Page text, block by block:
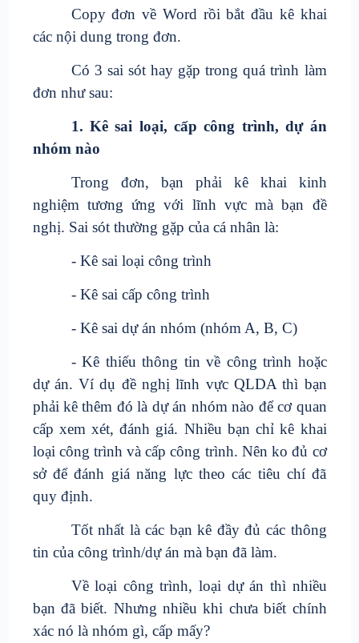
Copy đơn về Word rồi bắt đầu kê khai
các nội dung trong đơn.
Có 3 sai sót hay gặp trong quá trình làm
đơn như sau:
1. Kê sai loại, cấp công trình, dự án
nhóm nào
Trong đơn, bạn phải kê khai kinh
nghiệm tương ứng với lĩnh vực mà bạn đề
nghị. Sai sót thường gặp của cá nhân là:
- Kê sai loại công trình
- Kê sai cấp công trình
- Kê sai dự án nhóm (nhóm A, B, C)
- Kê thiếu thông tin về công trình hoặc
dự án. Ví dụ đề nghị lĩnh vực QLDA thì bạn
phải kê thêm đó là dự án nhóm nào để cơ quan
cấp xem xét, đánh giá. Nhiều bạn chỉ kê khai
loại công trình và cấp công trình. Nên ko đủ cơ
sở để đánh giá năng lực theo các tiêu chí đã
quy định.
Tốt nhất là các bạn kê đầy đủ các thông
tin của công trình/dự án mà bạn đã làm.
Về loại công trình, loại dự án thì nhiều
bạn đã biết. Nhưng nhiều khi chưa biết chính
xác nó là nhóm gì, cấp mấy?